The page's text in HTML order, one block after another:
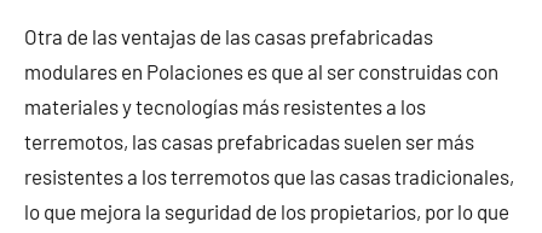
Otra de las ventajas de las casas prefabricadas
modulares en Polaciones es que al ser construidas con
materiales y tecnologías más resistentes a los
terremotos, las casas prefabricadas suelen ser más
resistentes a los terremotos que las casas tradicionales,
lo que mejora la seguridad de los propietarios, por lo que